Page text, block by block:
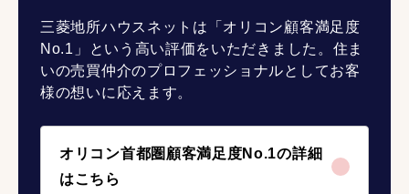
三菱地所ハウスネットは「オリコン顧客満足度
No.1」という高い評価をいただきました。住ま
いの売買仲介のプロフェッショナルとしてお客
様の想いに応えます。
オリコン首都圏顧客満足度No.1の詳細
はこちら